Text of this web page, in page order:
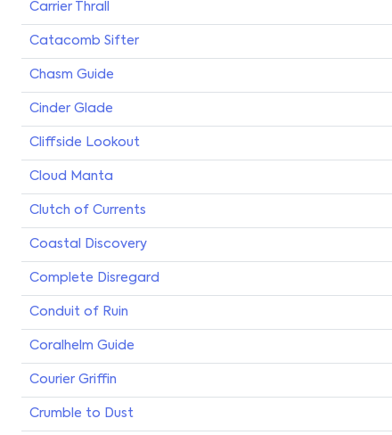
Carrier Thrall
Catacomb Sifter
Chasm Guide
Cinder Glade
Cliffside Lookout
Cloud Manta
Clutch of Currents
Coastal Discovery
Complete Disregard
Conduit of Ruin
Coralhelm Guide
Courier Griffin
Crumble to Dust